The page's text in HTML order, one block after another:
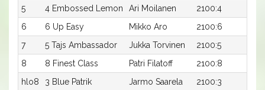
5
4 Embossed Lemon Ari Moilanen 2100:4
6
6 Up Easy Mikko Aro 2100:6
7
5 Tajs Ambassador Jukka Torvinen 2100:5
8
8 Finest Class Patri Filatoff 2100:8
hlo8
3 Blue Patrik Jarmo Saarela 2100:3